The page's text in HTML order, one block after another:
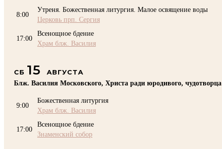
8:00
Утреня. Божественная литургия. Малое освящение воды
Церковь прп. Сергия
17:00
Всенощное бдение
Храм блж. Василия
СБ 15
АВГУСТА
Блж. Василия Московского, Христа ради юродивого, чудотворца
9:00
Божественная литургия
Храм блж. Василия
17:00
Всенощное бдение
Знаменский собор